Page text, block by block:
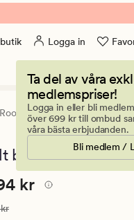
Logga in
Ta del av våra
medlemspriser!
Logga in eller bli
över 699 kr till ombud
våra bästa erbjudanden.
Bli medlem /
beige - 28cm
pris
kr
249,90 kr